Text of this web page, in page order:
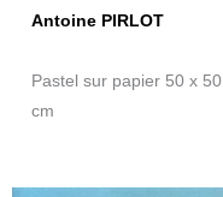
Antoine PIRLOT
Pastel sur papier 50 x 50
cm